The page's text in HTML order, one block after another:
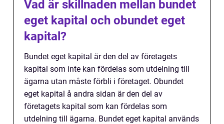
Vad är skillnaden mellan bundet
eget kapital och obundet eget
kapital?
Bundet eget kapital är den del av företagets
kapital som inte kan fördelas som utdelning till
ägarna utan måste förbli i företaget. Obundet
eget kapital å andra sidan är den del av
företagets kapital som kan fördelas som
utdelning till ägarna. Bundet eget kapital används